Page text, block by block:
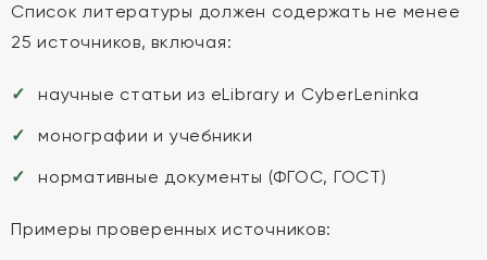
Список литературы должен содержать не менее
25 источников, включая:
научные статьи из eLibrary и CyberLeninka
монографии и учебники
нормативные документы (ФГОС, ГОСТ)
Примеры проверенных источников: